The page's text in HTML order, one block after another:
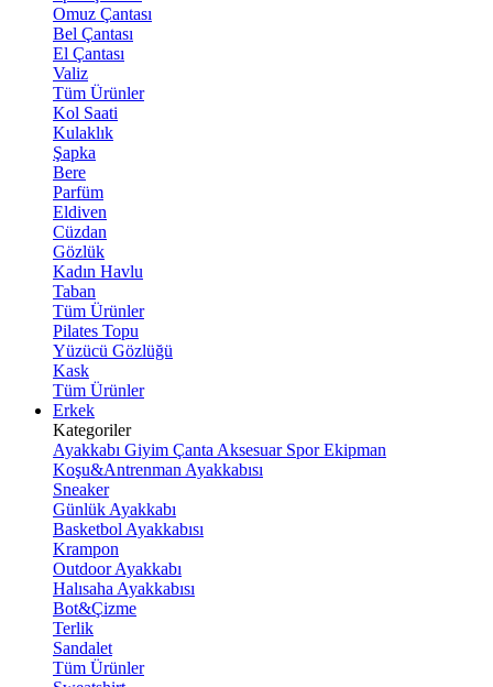
Omuz Çantası
Bel Çantası
El Çantası
Valiz
Tüm Ürünler
Kol Saati
Kulaklık
Şapka
Bere
Parfüm
Eldiven
Cüzdan
Gözlük
Kadın Havlu
Taban
Tüm Ürünler
Pilates Topu
Yüzücü Gözlüğü
Kask
Tüm Ürünler
Erkek
Kategoriler
Ayakkabı Giyim Çanta Aksesuar Spor Ekipman
Koşu&Antrenman Ayakkabısı
Sneaker
Günlük Ayakkabı
Basketbol Ayakkabısı
Krampon
Outdoor Ayakkabı
Halısaha Ayakkabısı
Bot&Çizme
Terlik
Sandalet
Tüm Ürünler